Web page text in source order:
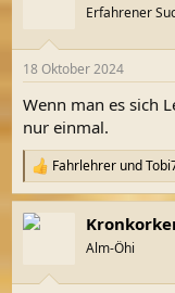
e
:
Erfahrener
18 Oktober 2024
Wenn man es sich
nur einmal.
R
e
a
k
Fahrlehrer und
Alm-Öhi